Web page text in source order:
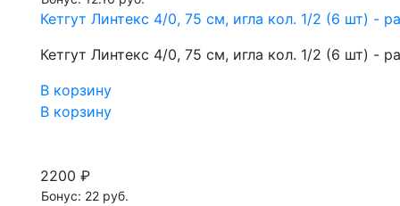
Кетгут Линтекс 4/0, 75 см, игла кол. 1/2 (6 шт) -
Кетгут Линтекс 4/0, 75 см, игла кол. 1/2 (6 шт) -
В корзину
В корзину
2200 ₽
Бонус: 22 руб.